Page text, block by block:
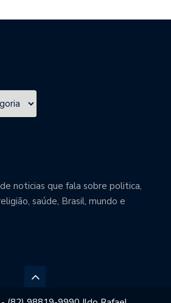
noticias que fala sobre politica,
saúde, Brasil, mundo e